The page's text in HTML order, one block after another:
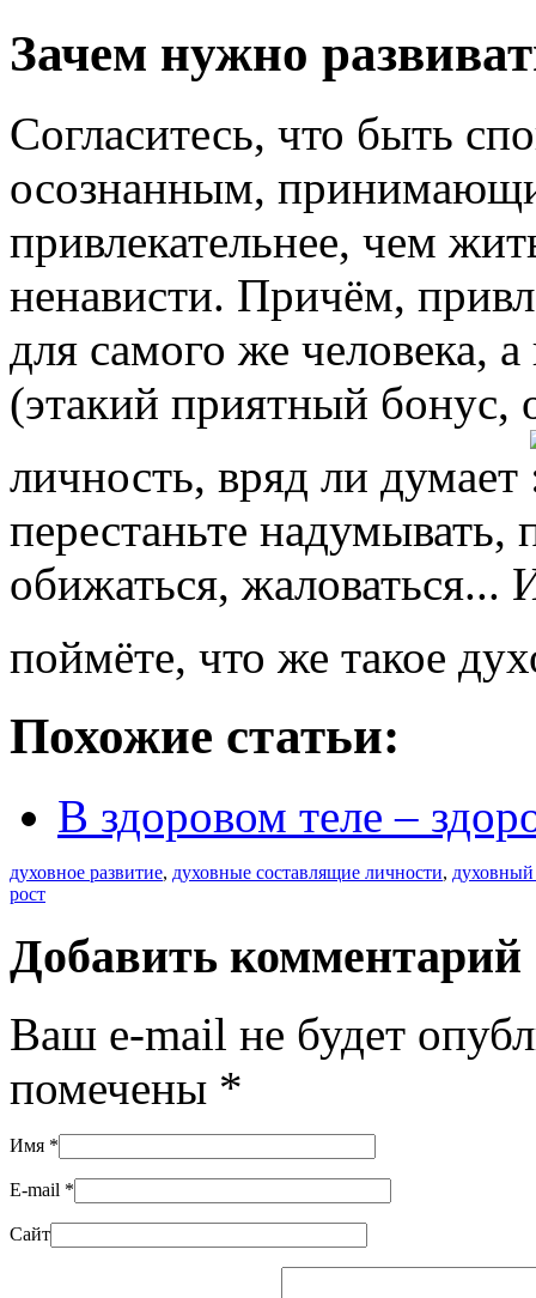
Зачем нужно
Согласитесь, что быть
осознанным,
привлекательнее, чем
ненависти. Причём,
для самого же человека,
(этакий приятный бонус,
личность, вряд ли думает
перестаньте надумывать,
обижаться,
поймёте, что же такое
Похожие статьи:
В здоровом теле –
духовное развитие, духовные составлящие личности, духовный
рост
Добавить комментарий
Ваш e-mail не будет
помечены *
Имя *
E-mail *
Сайт